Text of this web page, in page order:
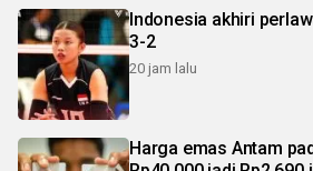
Indonesia akhiri
3-2
20 jam lalu
Harga emas Antam